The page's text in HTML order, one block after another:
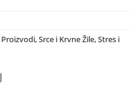
Proizvodi,Srce i Krvne Žile,Stres i